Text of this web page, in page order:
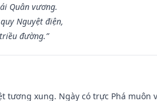
Quân vương.
Nguyệt điện,
đường.”
tương xung. Ngày có trực Phá